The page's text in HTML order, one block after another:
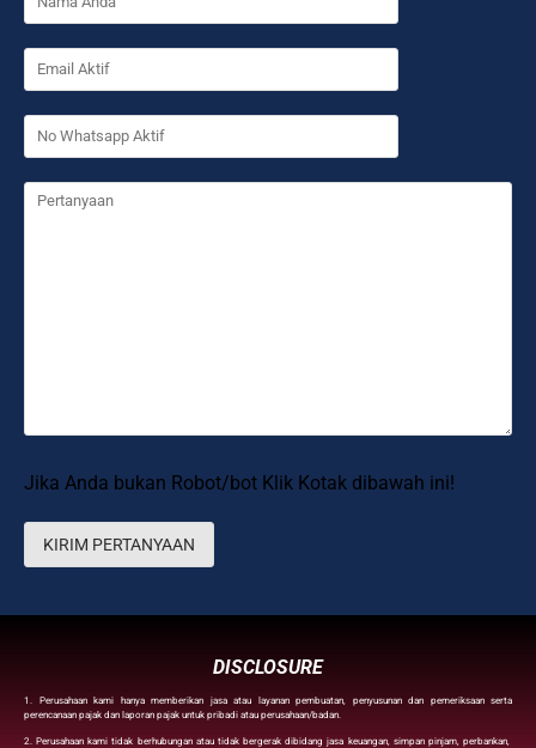
Jika Anda bukan Robot/bot Klik Kotak dibawah ini!
DISCLOSURE
1. Perusahaan kami hanya memberikan jasa atau layanan pembuatan, penyusunan dan pemeriksaan serta
perencanaan pajak dan laporan pajak untuk pribadi atau perusahaan/badan.
2. Perusahaan kami tidak berhubungan atau tidak bergerak dibidang jasa keuangan, simpan pinjam, perbankan,